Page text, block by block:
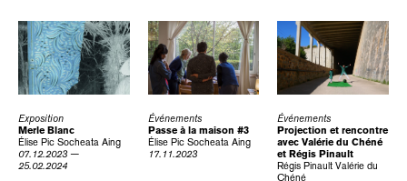
Exposition
Merle Blanc
Élise Pic Socheata Aing
07.12.2023 —
25.02.2024
Événements
Passe à la maison #3
Élise Pic Socheata Aing
17.11.2023
Événements
Projection et rencontre
avec Valérie du Chéné
et Régis Pinault
Régis Pinault Valérie du
Chéné